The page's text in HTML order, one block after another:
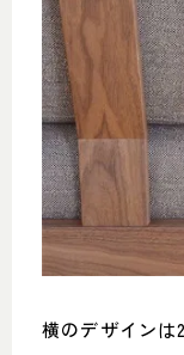
横のデザインは